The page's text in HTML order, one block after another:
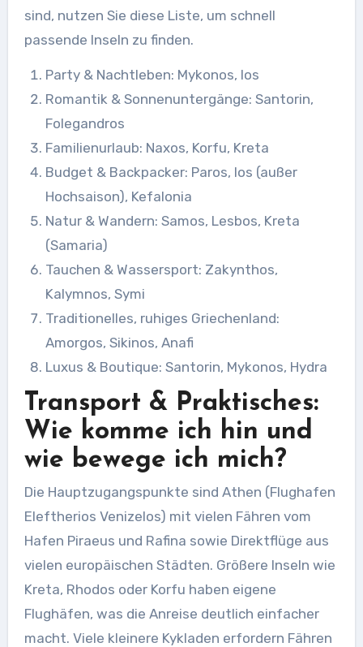
sind, nutzen Sie diese Liste, um schnell
passende Inseln zu finden.
Party & Nachtleben: Mykonos, Ios
Romantik & Sonnenuntergänge: Santorin,
Folegandros
Familienurlaub: Naxos, Korfu, Kreta
Budget & Backpacker: Paros, Ios (außer
Hochsaison), Kefalonia
Natur & Wandern: Samos, Lesbos, Kreta
(Samaria)
Tauchen & Wassersport: Zakynthos,
Kalymnos, Symi
Traditionelles, ruhiges Griechenland:
Amorgos, Sikinos, Anafi
Luxus & Boutique: Santorin, Mykonos, Hydra
Transport & Praktisches:
Wie komme ich hin und
wie bewege ich mich?
Die Hauptzugangspunkte sind Athen (Flughafen
Eleftherios Venizelos) mit vielen Fähren vom
Hafen Piraeus und Rafina sowie Direktflüge aus
vielen europäischen Städten. Größere Inseln wie
Kreta, Rhodos oder Korfu haben eigene
Flughäfen, was die Anreise deutlich einfacher
macht. Viele kleinere Kykladen erfordern Fähren